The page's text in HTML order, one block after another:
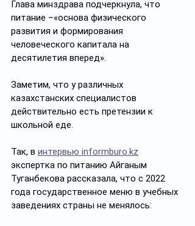
Глава минздрава подчеркнула, что
питание –«основа физического
развития и формирования
человеческого капитала на
десятилетия вперед».
Заметим, что у различных
казахстанских специалистов
действительно есть претензии к
школьной еде.
Так, в интервью informburo.kz
экспертка по питанию Айганым
Туганбекова рассказала, что с 2022
года государственное меню в учебных
заведениях страны не менялось: